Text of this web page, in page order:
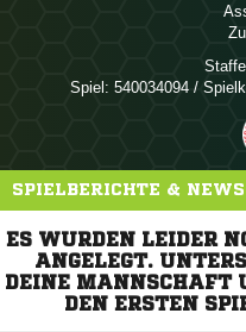
Spiel: 540034094 /
SPIELBERICHTE & NEWS
ES WURDEN LEIDER
ANGELEGT.
DEINE MANNSCHAFT
DEN ERSTEN